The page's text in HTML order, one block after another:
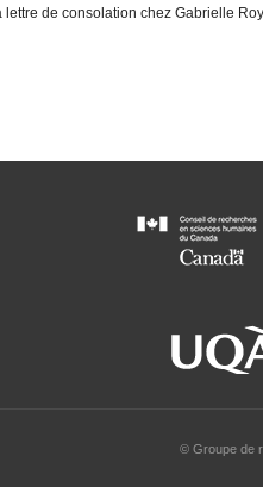
lettre de consolation chez Gabrielle
© Groupe de